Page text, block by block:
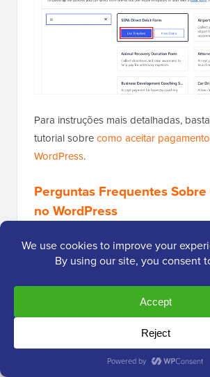
Para instruções mais detalhadas,
tutorial sobrecomo aceitar
WordPress.
Perguntas Frequentes
no WordPress
Aqui estão algumas perguntas
de usuários sobre a configuração de
Como configurar pagamentos no
A maneira mais fácil de configurar
usando um plugin dedicado como o